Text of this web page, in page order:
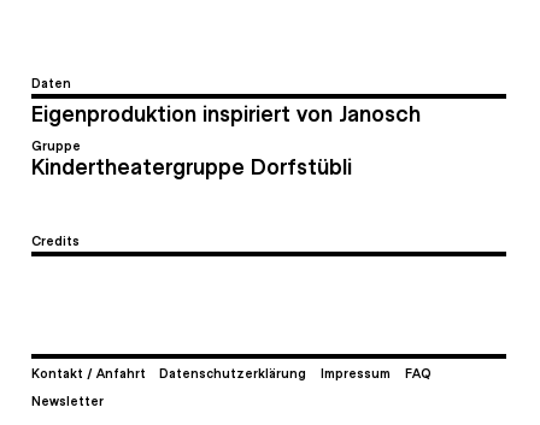
Daten
Eigenproduktion inspiriert von Janosch
Gruppe
Kindertheatergruppe Dorfstübli
Credits
Kontakt / Anfahrt Datenschutzerklärung Impressum
FAQ
Newsletter